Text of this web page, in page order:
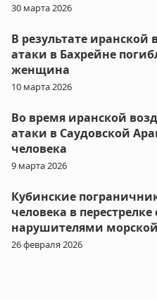
30 марта 2026
В результате иранской
атаки в Бахрейне
женщина
10 марта 2026
Во время иранской
атаки в Саудовской
человека
9 марта 2026
Кубинские
человека в перестрелке
нарушителями
26 февраля 2026